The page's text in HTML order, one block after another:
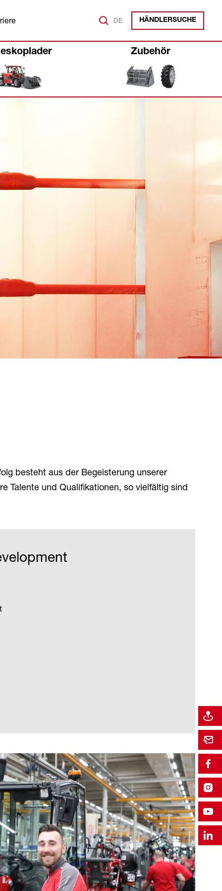
DE HÄNDLERSUCHE
Zubehör
besteht aus der Begeisterung unserer
Talente und Qualifikationen, so vielfältig sind